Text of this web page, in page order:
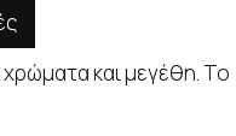
και μεγέθη. Το